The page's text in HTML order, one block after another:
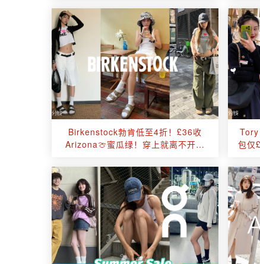
Birkenstock勃肯低至4折！£36收
Arizona🍈蜜瓜绿！穿上就离不开了
包仅